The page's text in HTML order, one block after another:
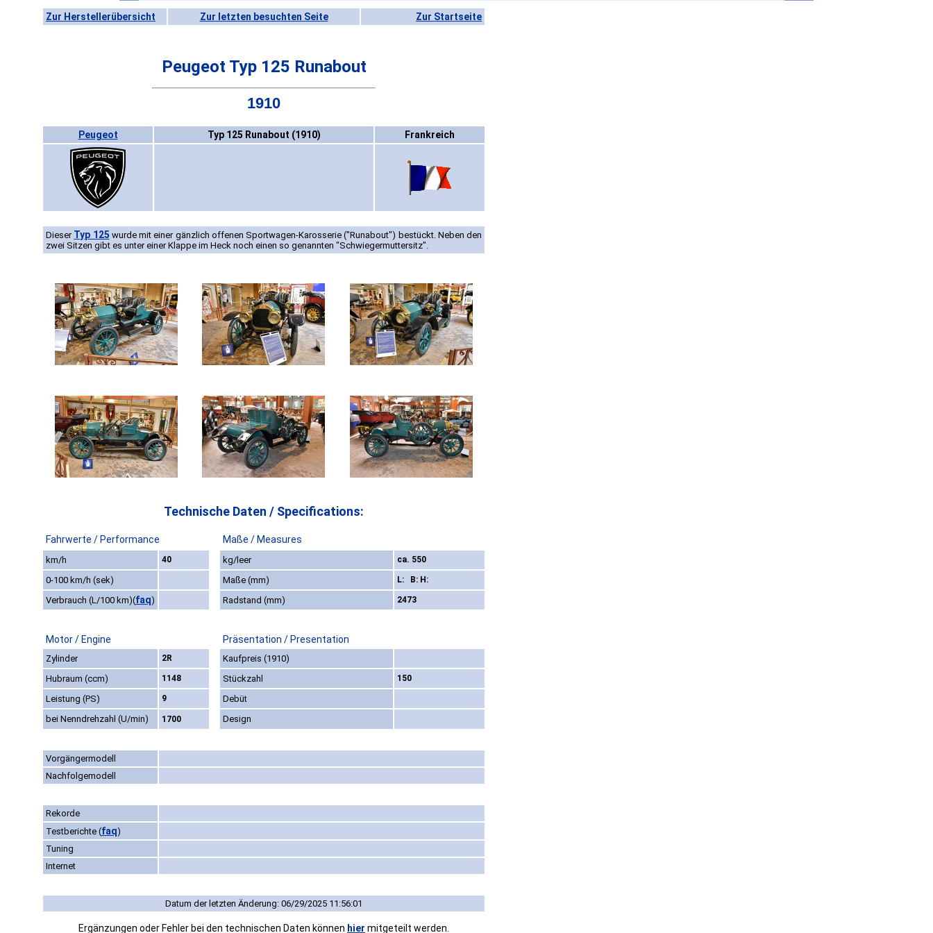
Zur Herstellerübersicht Zur letzten besuchten Seite Zur Startseite
Peugeot Typ 125 Runabout
1910
Peugeot Typ 125 Runabout (1910) Frankreich
Dieser Typ 125 wurde mit einer gänzlich offenen Sportwagen-Karosserie ("Runabout") bestückt. Neben den
zwei Sitzen gibt es unter einer Klappe im Heck noch einen so genannten "Schwiegermuttersitz".
Technische Daten / Specifications:
Fahrwerte / Performance Maße / Measures
km/h 40 kg/leer ca. 550
0-100 km/h (sek) Maße (mm) L: B: H:
Verbrauch (L/100 km)(faq) Radstand (mm) 2473
Motor / Engine Präsentation / Presentation
Zylinder 2R
Kaufpreis (1910)
Hubraum (ccm)
1148 Stückzahl 150
Leistung (PS) 9
Debüt
bei Nenndrehzahl (U/min)
1700 Design
Vorgängermodell
Nachfolgemodell
Rekorde
Testberichte (faq)
Tuning
Internet
Datum der letzten Änderung: 06/29/2025 11:56:01
Ergänzungen oder Fehler bei den technischen Daten können hier mitgeteilt werden.